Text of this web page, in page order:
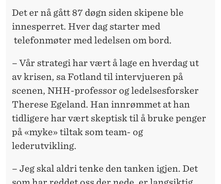
Det er nå gått 87 døgn siden skipene ble
innesperret. Hver dag starter med
telefonmøter med ledelsen om bord.
– Vår strategi har vært å lage en hverdag ut
av krisen, sa Fotland til intervjueren på
scenen, NHH-professor og ledelsesforsker
Therese Egeland. Han innrømmet at han
tidligere har vært skeptisk til å bruke penger
på «myke» tiltak som team- og
lederutvikling.
– Jeg skal aldri tenke den tanken igjen. Det